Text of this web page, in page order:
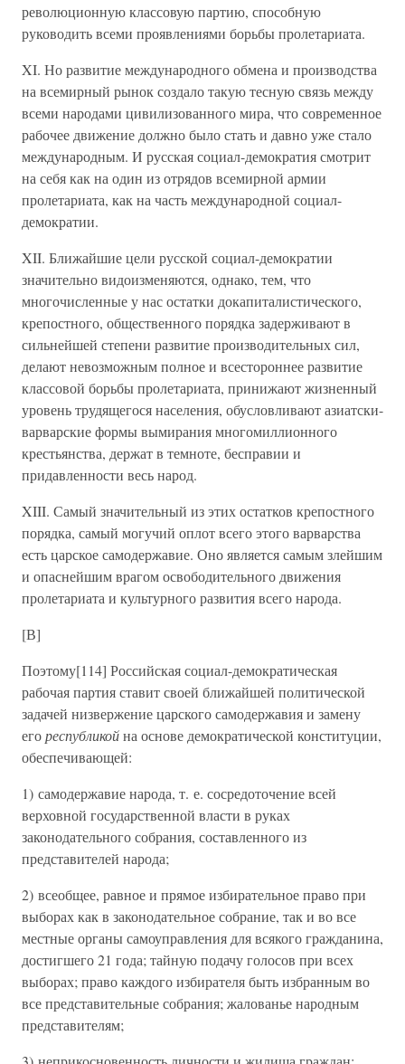
революционную классовую партию, способную
руководить всеми проявлениями борьбы пролетариата.
XI. Но развитие международного обмена и производства
на всемирный рынок создало такую тесную связь между
всеми народами цивилизованного мира, что современное
рабочее движение должно было стать и давно уже стало
международным. И русская социал-демократия смотрит
на себя как на один из отрядов всемирной армии
пролетариата, как на часть международной социал-
демократии.
XII. Ближайшие цели русской социал-демократии
значительно видоизменяются, однако, тем, что
многочисленные у нас остатки докапиталистического,
крепостного, общественного порядка задерживают в
сильнейшей степени развитие производительных сил,
делают невозможным полное и всестороннее развитие
классовой борьбы пролетариата, принижают жизненный
уровень трудящегося населения, обусловливают азиатски-
варварские формы вымирания многомиллионного
крестьянства, держат в темноте, бесправии и
придавленности весь народ.
XIII. Самый значительный из этих остатков крепостного
порядка, самый могучий оплот всего этого варварства
есть царское самодержавие. Оно является самым злейшим
и опаснейшим врагом освободительного движения
пролетариата и культурного развития всего народа.
[В]
Поэтому[114] Российская социал-демократическая
рабочая партия ставит своей ближайшей политической
задачей низвержение царского самодержавия и замену
егореспубликойна основе демократической конституции,
обеспечивающей:
1) самодержавие народа, т. е. сосредоточение всей
верховной государственной власти в руках
законодательного собрания, составленного из
представителей народа;
2) всеобщее, равное и прямое избирательное право при
выборах как в законодательное собрание, так и во все
местные органы самоуправления для всякого гражданина,
достигшего 21 года; тайную подачу голосов при всех
выборах; право каждого избирателя быть избранным во
все представительные собрания; жалованье народным
представителям;